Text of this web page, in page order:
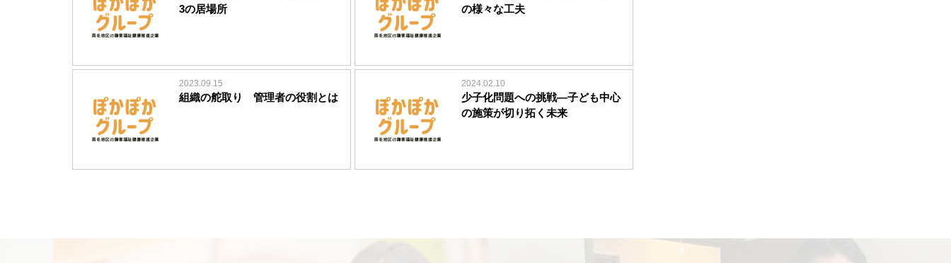
3の居場所
の様々な工夫
2023.09.15
組織の舵取り 管理者の役割とは
2024.02.10
少子化問題への挑戦―子ども中心
の施策が切り拓く未来